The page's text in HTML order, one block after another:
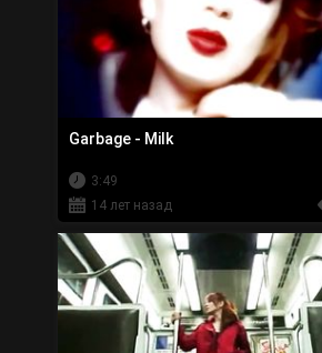
Garbage - Milk
3:49
14 лет назад